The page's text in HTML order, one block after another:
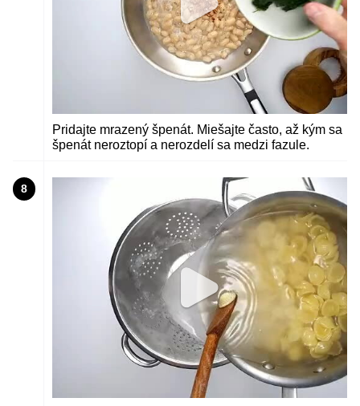
Pridajte mrazený špenát. Miešajte často, až kým sa
špenát neroztopí a nerozdelí sa medzi fazule.
8